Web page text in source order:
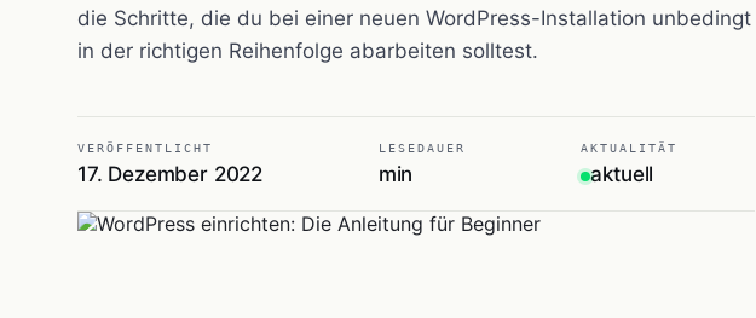
die Schritte, die du bei einer neuen WordPress-Installation unbedingt
in der richtigen Reihenfolge abarbeiten solltest.
VERÖFFENTLICHT
17. Dezember 2022
LESEDAUER
min
AKTUALITÄT
aktuell